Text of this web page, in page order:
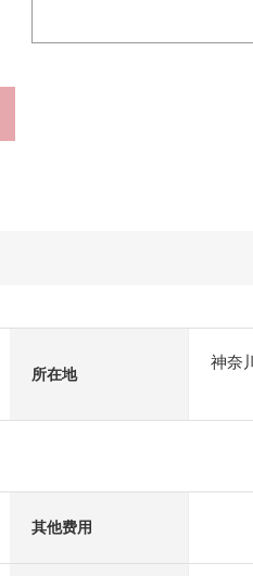
所在地
神奈
其他费用